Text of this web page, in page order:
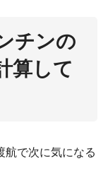
チンの
算して
航で次に気になる